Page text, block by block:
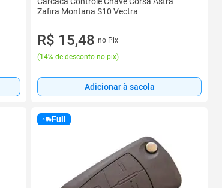
Zafira Montana S10 Vectra
R$ 15,48 no Pix
(14% de desconto no pix)
Adicionar à sacola
Full